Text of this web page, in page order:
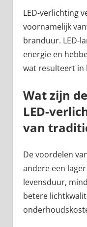
LED-verlichting
voornamelijk
branduur. LED-
energie en
wat resulteert in
Wat zijn
LED-
van
De voordelen
andere een
levensduur,
betere